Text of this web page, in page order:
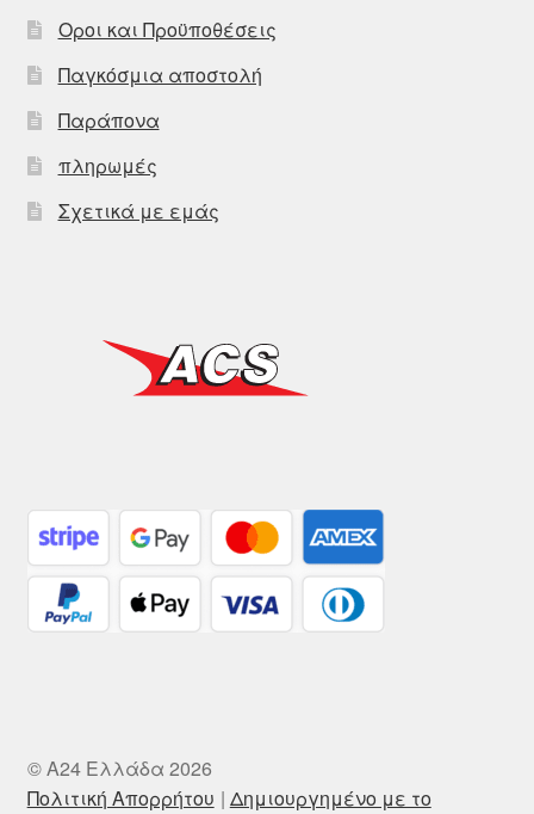
Οροι και Προϋποθέσεις
Παγκόσμια αποστολή
Παράπονα
πληρωμές
Σχετικά με εμάς
© A24 Ελλάδα 2026
Πολιτική Απορρήτου
Δημιουργημένο με το